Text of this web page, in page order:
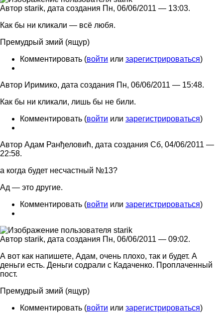
Автор starik, дата создания Пн, 06/06/2011 — 13:03.
Как бы ни кликали — всё любя.
Премудрый змий (ящур)
Комментировать (войти или зарегистрироваться)
Автор Иримико, дата создания Пн, 06/06/2011 — 15:48.
Как бы ни кликали, лишь бы не били.
Комментировать (войти или зарегистрироваться)
Автор Адам Ранђеловић, дата создания Сб, 04/06/2011 —
22:58.
а когда будет несчастный №13?
Ад — это другие.
Комментировать (войти или зарегистрироваться)
Автор starik, дата создания Пн, 06/06/2011 — 09:02.
А вот как напишете, Адам, очень плохо, так и будет. А
деньги есть. Деньги содрали с Кадаченко. Проплаченный
пост.
Премудрый змий (ящур)
Комментировать (войти или зарегистрироваться)